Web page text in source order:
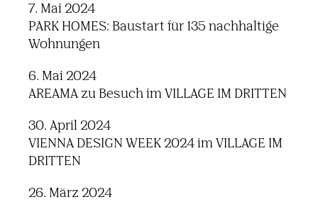
7. Mai 2024
PARK HOMES: Baustart für 135 nachhaltige
Wohnungen
6. Mai 2024
AREAMA zu Besuch im VILLAGE IM DRITTEN
30. April 2024
VIENNA DESIGN WEEK 2024 im VILLAGE IM
DRITTEN
26. März 2024